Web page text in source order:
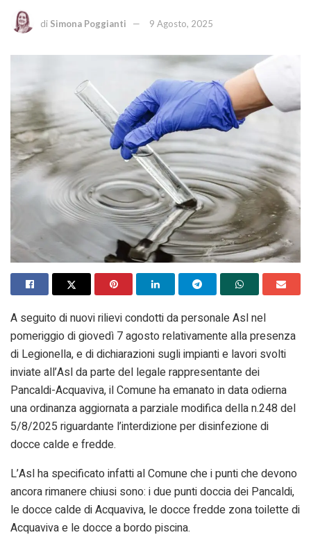
di Simona Poggianti 9 Agosto, 2025
A seguito di nuovi rilievi condotti da personale Asl nel
pomeriggio di giovedì 7 agosto relativamente alla presenza
di Legionella, e di dichiarazioni sugli impianti e lavori svolti
inviate all’Asl da parte del legale rappresentante dei
Pancaldi-Acquaviva, il Comune ha emanato in data odierna
una ordinanza aggiornata a parziale modifica della n.248 del
5/8/2025 riguardante l’interdizione per disinfezione di
docce calde e fredde.
L’Asl ha specificato infatti al Comune che i punti che devono
ancora rimanere chiusi sono: i due punti doccia dei Pancaldi,
le docce calde di Acquaviva, le docce fredde zona toilette di
Acquaviva e le docce a bordo piscina.